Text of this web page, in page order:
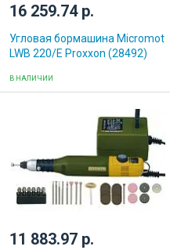
16 259.74 р.
Угловая бормашина Micromot
LWB 220/E Proxxon (28492)
В НАЛИЧИИ
11 883.97 р.